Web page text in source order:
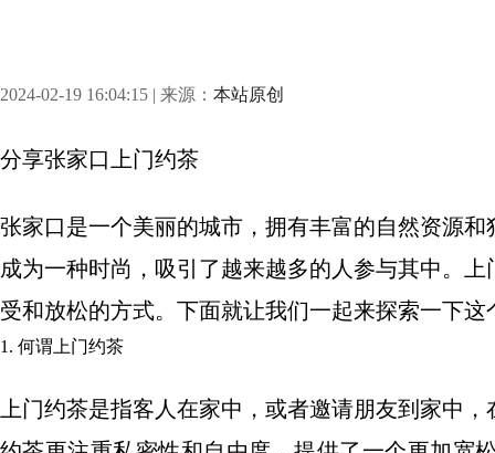
2024-02-19 16:04:15 | 来源： 本站原创
分享张家口上门约茶
张家口是一个美丽的城市，拥有丰富的自然资源
成为一种时尚，吸引了越来越多的人参与其中。
受和放松的方式。下面就让我们一起来探索一下这
1. 何谓上门约茶
上门约茶是指客人在家中，或者邀请朋友到家中